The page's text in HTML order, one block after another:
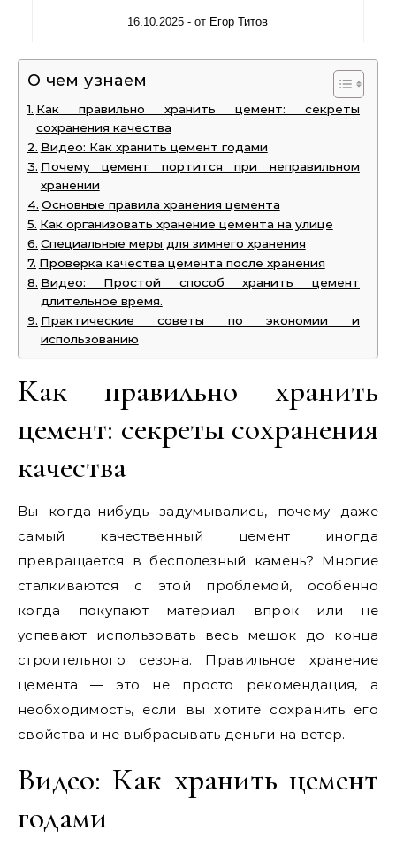
16.10.2025 - от Егор Титов
О чем узнаем
Как правильно хранить цемент: секреты
сохранения качества
Видео: Как хранить цемент годами
Почему цемент портится при неправильном
хранении
Основные правила хранения цемента
Как организовать хранение цемента на улице
Специальные меры для зимнего хранения
Проверка качества цемента после хранения
Видео: Простой способ хранить цемент
длительное время.
Практические советы по экономии и
использованию
Как правильно хранить
цемент: секреты сохранения
качества
Вы когда-нибудь задумывались, почему даже
самый качественный цемент иногда
превращается в бесполезный камень? Многие
сталкиваются с этой проблемой, особенно
когда покупают материал впрок или не
успевают использовать весь мешок до конца
строительного сезона. Правильное хранение
цемента — это не просто рекомендация, а
необходимость, если вы хотите сохранить его
свойства и не выбрасывать деньги на ветер.
Видео: Как хранить цемент
годами